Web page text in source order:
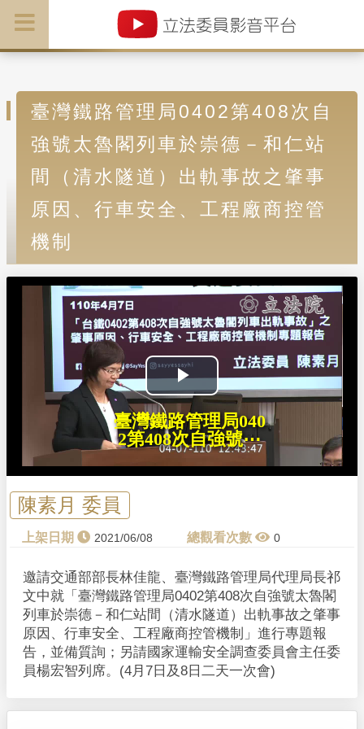
臺灣鐵路管理局0402第408次自
強號太魯閣列車於崇德－和仁站
間（清水隧道）出軌事故之肇事
原因、行車安全、工程廠商控管
機制
P
l
a
V
i
d
e
臺灣鐵路管理局040
2第408次自強號⋯
陳素月 委員
2021/06/08 0
邀請交通部部長林佳龍、臺灣鐵路管理局代理局長祁
文中就「臺灣鐵路管理局0402第408次自強號太魯閣
列車於崇德－和仁站間（清水隧道）出軌事故之肇事
原因、行車安全、工程廠商控管機制」進行專題報
告，並備質詢；另請國家運輸安全調查委員會主任委
員楊宏智列席。(4月7日及8日二天一次會)